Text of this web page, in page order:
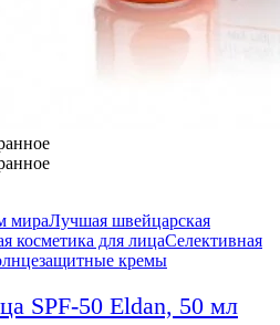
мираЛучшая швейцарская
косметика для лицаСелективная
кремы
SPF-50 Eldan, 50 мл